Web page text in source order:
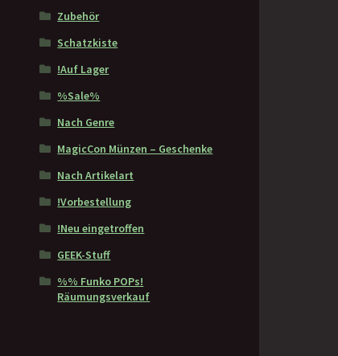
Zubehör
Schatzkiste
!Auf Lager
%Sale%
Nach Genre
MagicCon Münzen – Geschenke
Nach Artikelart
!Vorbestellung
!Neu eingetroffen
GEEK-Stuff
%% Funko POPs!
Räumungsverkauf